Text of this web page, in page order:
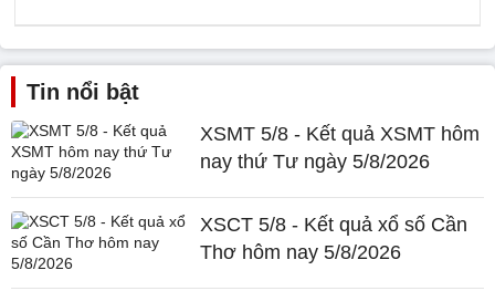
Tin nổi bật
XSMT 5/8 - Kết quả XSMT hôm
nay thứ Tư ngày 5/8/2026
XSCT 5/8 - Kết quả xổ số Cần
Thơ hôm nay 5/8/2026